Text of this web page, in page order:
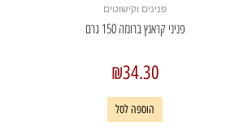
פנינים וקישוטים
פניני קראנץ ברונזה 150 גרם
₪34.30
הוספה לסל